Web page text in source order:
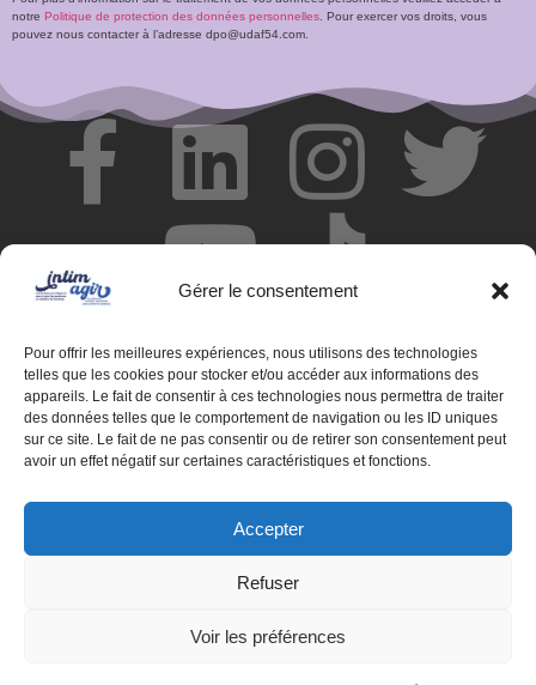
Gérer le consentement
Pour offrir les meilleures expériences, nous utilisons des technologies
telles que les cookies pour stocker et/ou accéder aux informations des
appareils. Le fait de consentir à ces technologies nous permettra de traiter
des données telles que le comportement de navigation ou les ID uniques
sur ce site. Le fait de ne pas consentir ou de retirer son consentement peut
avoir un effet négatif sur certaines caractéristiques et fonctions.
Accepter
Refuser
Voir les préférences
notre Politique de protection des données personnelles . Pour exercer vos droits, vous
pouvez nous contacter à l’adresse dpo@udaf54.com.
© Centre de ressources INTIMAGIR Grand Est – 124 rue de
Newcastle 54000 NANCY
Mentions légales
Politique de confidentialité